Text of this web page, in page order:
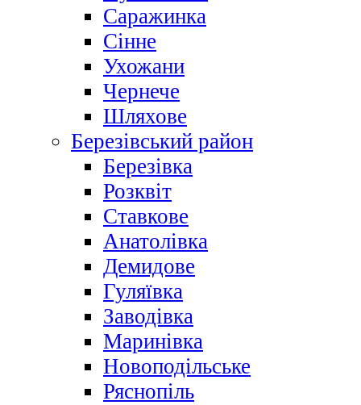
Саражинка
Сінне
Ухожани
Чернече
Шляхове
Березівський район
Березівка
Розквіт
Ставкове
Анатолівка
Демидове
Гуляївка
Заводівка
Маринівка
Новоподільське
Ряснопіль